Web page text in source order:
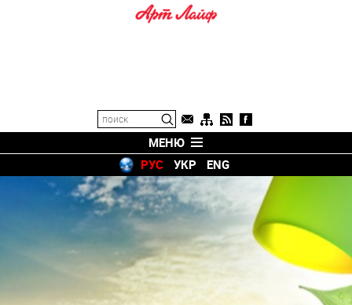
МЕНЮ
РУС
УКР ENG